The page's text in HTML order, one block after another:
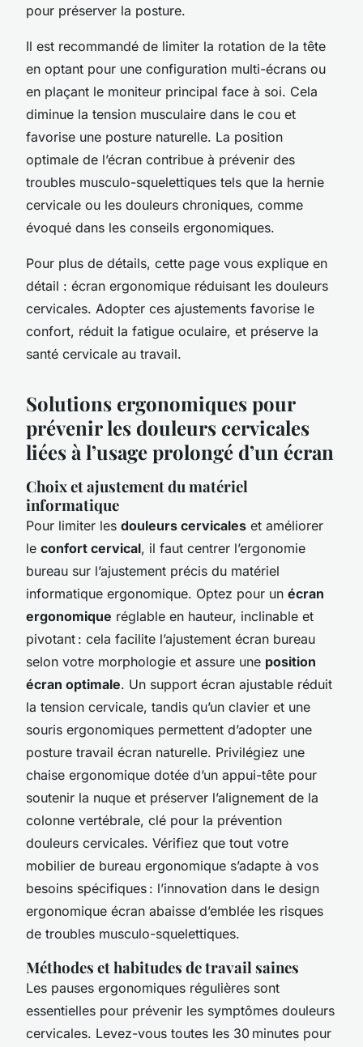
pour préserver la posture.
Il est recommandé de limiter la rotation de la tête
en optant pour une configuration multi-écrans ou
en plaçant le moniteur principal face à soi. Cela
diminue la tension musculaire dans le cou et
favorise une posture naturelle. La position
optimale de l’écran contribue à prévenir des
troubles musculo-squelettiques tels que la hernie
cervicale ou les douleurs chroniques, comme
évoqué dans les conseils ergonomiques.
Pour plus de détails, cette page vous explique en
détail : écran ergonomique réduisant les douleurs
cervicales. Adopter ces ajustements favorise le
confort, réduit la fatigue oculaire, et préserve la
santé cervicale au travail.
Solutions ergonomiques pour
prévenir les douleurs cervicales
liées à l’usage prolongé d’un écran
Choix et ajustement du matériel
informatique
Pour limiter les douleurs cervicales et améliorer
le confort cervical, il faut centrer l’ergonomie
bureau sur l’ajustement précis du matériel
informatique ergonomique. Optez pour un écran
ergonomique réglable en hauteur, inclinable et
pivotant : cela facilite l’ajustement écran bureau
selon votre morphologie et assure une position
écran optimale. Un support écran ajustable réduit
la tension cervicale, tandis qu’un clavier et une
souris ergonomiques permettent d’adopter une
posture travail écran naturelle. Privilégiez une
chaise ergonomique dotée d’un appui-tête pour
soutenir la nuque et préserver l’alignement de la
colonne vertébrale, clé pour la prévention
douleurs cervicales. Vérifiez que tout votre
mobilier de bureau ergonomique s’adapte à vos
besoins spécifiques : l’innovation dans le design
ergonomique écran abaisse d’emblée les risques
de troubles musculo-squelettiques.
Méthodes et habitudes de travail saines
Les pauses ergonomiques régulières sont
essentielles pour prévenir les symptômes douleurs
cervicales. Levez-vous toutes les 30 minutes pour